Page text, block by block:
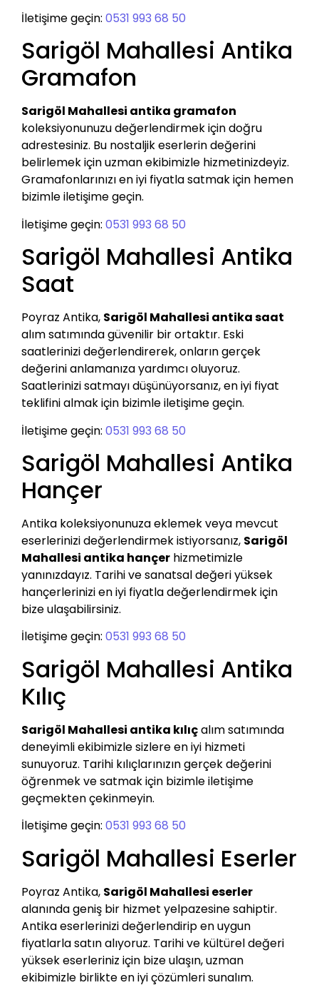
İletişime geçin: 0531 993 68 50
Sarigöl Mahallesi Antika
Gramafon
Sarigöl Mahallesi antika gramafon
koleksiyonunuzu değerlendirmek için doğru
adrestesiniz. Bu nostaljik eserlerin değerini
belirlemek için uzman ekibimizle hizmetinizdeyiz.
Gramafonlarınızı en iyi fiyatla satmak için hemen
bizimle iletişime geçin.
İletişime geçin: 0531 993 68 50
Sarigöl Mahallesi Antika
Saat
Poyraz Antika, Sarigöl Mahallesi antika saat
alım satımında güvenilir bir ortaktır. Eski
saatlerinizi değerlendirerek, onların gerçek
değerini anlamanıza yardımcı oluyoruz.
Saatlerinizi satmayı düşünüyorsanız, en iyi fiyat
teklifini almak için bizimle iletişime geçin.
İletişime geçin: 0531 993 68 50
Sarigöl Mahallesi Antika
Hançer
Antika koleksiyonunuza eklemek veya mevcut
eserlerinizi değerlendirmek istiyorsanız, Sarigöl
Mahallesi antika hançer hizmetimizle
yanınızdayız. Tarihi ve sanatsal değeri yüksek
hançerlerinizi en iyi fiyatla değerlendirmek için
bize ulaşabilirsiniz.
İletişime geçin: 0531 993 68 50
Sarigöl Mahallesi Antika
Kılıç
Sarigöl Mahallesi antika kılıçalım satımında
deneyimli ekibimizle sizlere en iyi hizmeti
sunuyoruz. Tarihi kılıçlarınızın gerçek değerini
öğrenmek ve satmak için bizimle iletişime
geçmekten çekinmeyin.
İletişime geçin: 0531 993 68 50
Sarigöl Mahallesi Eserler
Poyraz Antika, Sarigöl Mahallesi eserler
alanında geniş bir hizmet yelpazesine sahiptir.
Antika eserlerinizi değerlendirip en uygun
fiyatlarla satın alıyoruz. Tarihi ve kültürel değeri
yüksek eserleriniz için bize ulaşın, uzman
ekibimizle birlikte en iyi çözümleri sunalım.